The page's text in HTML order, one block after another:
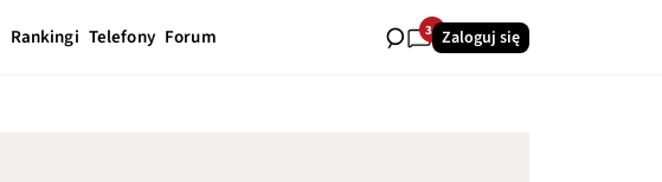
Rankingi Telefony Forum 30Zaloguj się